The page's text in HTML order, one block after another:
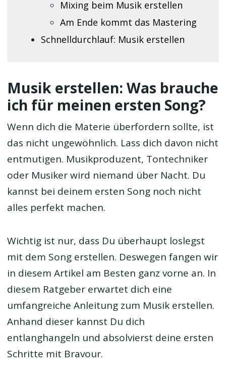
Mixing beim Musik erstellen
Am Ende kommt das Mastering
Schnelldurchlauf: Musik erstellen
Musik erstellen: Was brauche
ich für meinen ersten Song?
Wenn dich die Materie überfordern sollte, ist
das nicht ungewöhnlich. Lass dich davon nicht
entmutigen. Musikproduzent, Tontechniker
oder Musiker wird niemand über Nacht. Du
kannst bei deinem ersten Song noch nicht
alles perfekt machen.
Wichtig ist nur, dass Du überhaupt loslegst
mit dem Song erstellen. Deswegen fangen wir
in diesem Artikel am Besten ganz vorne an. In
diesem Ratgeber erwartet dich eine
umfangreiche Anleitung zum Musik erstellen.
Anhand dieser kannst Du dich
entlanghangeln und absolvierst deine ersten
Schritte mit Bravour.